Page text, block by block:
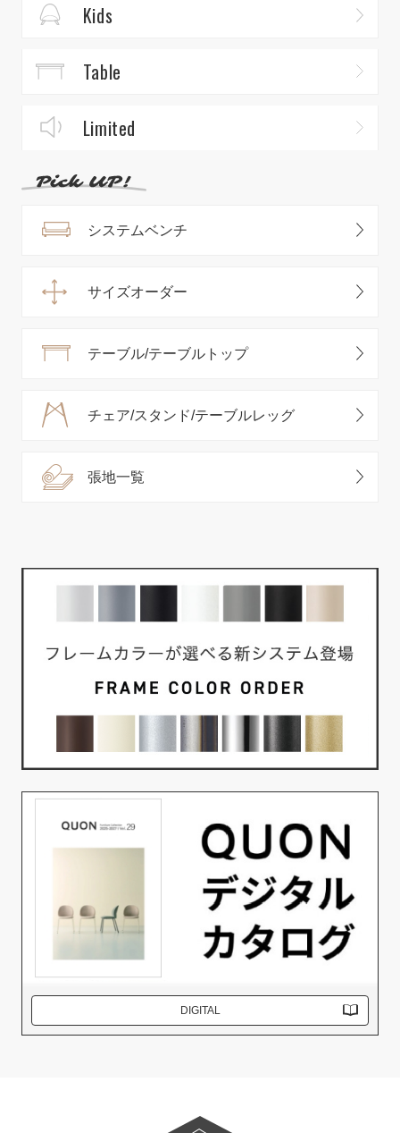
Kids
Table
Limited
システムベンチ
サイズオーダー
テーブル/テーブルトップ
チェア/スタンド/テーブルレッグ
張地一覧
DIGITAL